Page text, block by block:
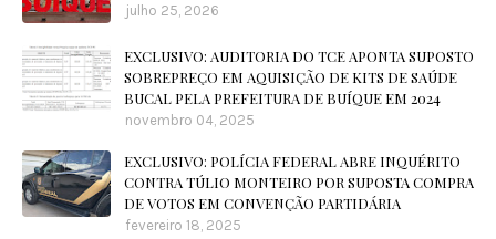
julho 25, 2026
EXCLUSIVO: AUDITORIA DO TCE APONTA SUPOSTO
SOBREPREÇO EM AQUISIÇÃO DE KITS DE SAÚDE
BUCAL PELA PREFEITURA DE BUÍQUE EM 2024
novembro 04, 2025
EXCLUSIVO: POLÍCIA FEDERAL ABRE INQUÉRITO
CONTRA TÚLIO MONTEIRO POR SUPOSTA COMPRA
DE VOTOS EM CONVENÇÃO PARTIDÁRIA
fevereiro 18, 2025